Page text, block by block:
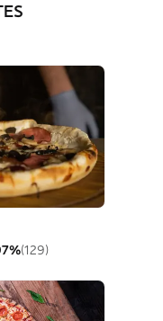
(129)